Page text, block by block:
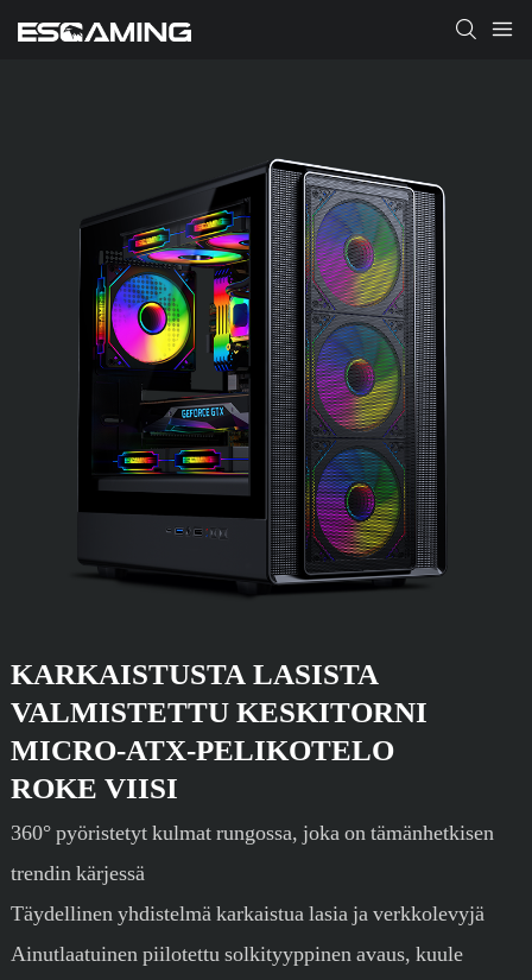
KARKAISTUSTA LASISTA
VALMISTETTU KESKITORNI
MICRO-ATX-PELIKOTELO
ROKE VIISI
360° pyöristetyt kulmat rungossa, joka on tämänhetkisen
trendin kärjessä
Täydellinen yhdistelmä karkaistua lasia ja verkkolevyjä
Ainutlaatuinen piilotettu solkityyppinen avaus, kuule